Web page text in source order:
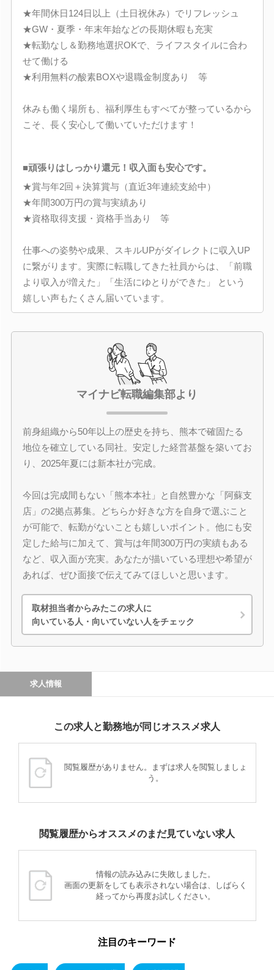
★年間休日124日以上（土日祝休み）でリフレッシュ
★GW・夏季・年末年始などの長期休暇も充実
★転勤なし＆勤務地選択OKで、ライフスタイルに合わ
せて働ける
★利用無料の酸素BOXや退職金制度あり 等
休みも働く場所も、福利厚生もすべてが整っているから
こそ、長く安心して働いていただけます！
■頑張りはしっかり還元！収入面も安心です。
★賞与年2回＋決算賞与（直近3年連続支給中）
★年間300万円の賞与実績あり
★資格取得支援・資格手当あり 等
仕事への姿勢や成果、スキルUPがダイレクトに収入UP
に繋がります。実際に転職してきた社員からは、「前職
より収入が増えた」「生活にゆとりができた」 という
嬉しい声もたくさん届いています。
マイナビ転職編集部より
前身組織から50年以上の歴史を持ち、熊本で確固たる
地位を確立している同社。安定した経営基盤を築いてお
り、2025年夏には新本社が完成。
今回は完成間もない「熊本本社」と自然豊かな「阿蘇支
店」の2拠点募集。どちらか好きな方を自身で選ぶこと
が可能で、転勤がないことも嬉しいポイント。他にも安
定した給与に加えて、賞与は年間300万円の実績もある
など、収入面が充実。あなたが描いている理想や希望が
あれば、ぜひ面接で伝えてみてほしいと思います。
取材担当者からみたこの求人に
向いている人・向いていない人をチェック
求人情報
この求人と勤務地が同じオススメ求人
閲覧履歴がありません。まずは求人を閲覧しましょ
う。
閲覧履歴からオススメのまだ見ていない求人
情報の読み込みに失敗しました。
画面の更新をしても表示されない場合は、しばらく
経ってから再度お試しください。
注目のキーワード